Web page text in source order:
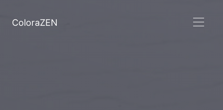
ColoraZEN